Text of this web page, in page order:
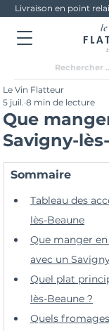
Livraison en point
Que
Savigny-
Le Vin Flatteur
5 juil. 8 min de lecture
Sommaire
Tableau des
lès-Beaune
Que manger
avec un
Quel plat
lès-Beaune ?
Quels